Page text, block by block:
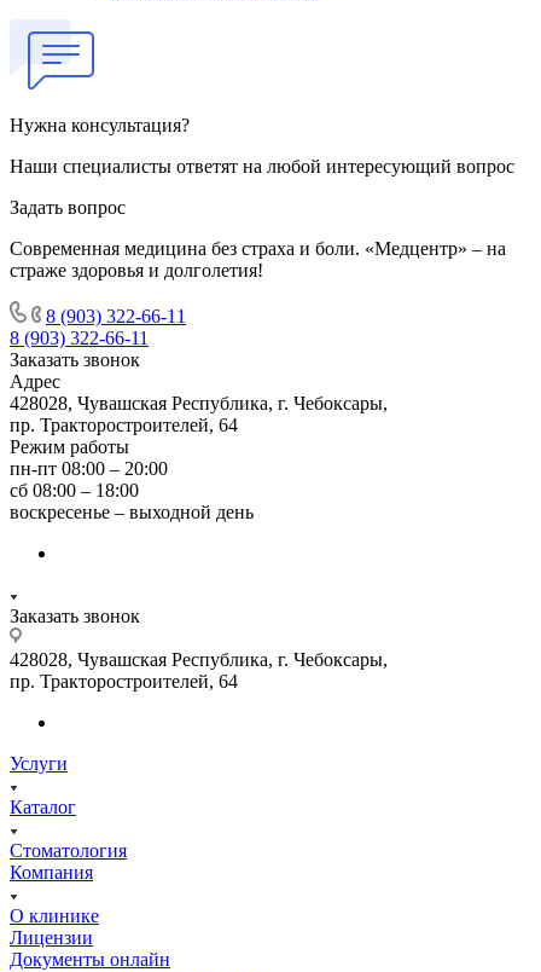
Нужна консультация?
Наши специалисты ответят на любой интересующий вопрос
Задать вопрос
Современная медицина без страха и боли. «Медцентр» – на
страже здоровья и долголетия!
8 (903) 322-66-11
8 (903) 322-66-11
Заказать звонок
Адрес
428028, Чувашская Республика, г. Чебоксары,
пр. Тракторостроителей, 64
Режим работы
пн-пт 08:00 – 20:00
сб 08:00 – 18:00
воскресенье – выходной день
Заказать звонок
428028, Чувашская Республика, г. Чебоксары,
пр. Тракторостроителей, 64
Услуги
Каталог
Стоматология
Компания
О клинике
Лицензии
Документы онлайн